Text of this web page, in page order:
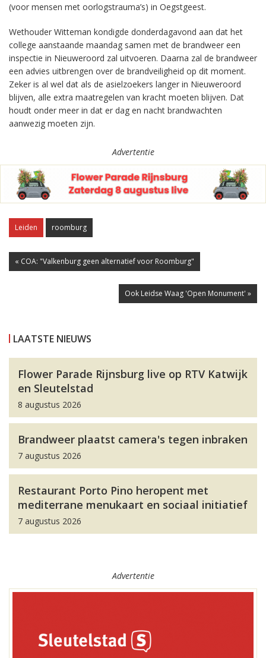
(voor mensen met oorlogstrauma’s) in Oegstgeest.
Wethouder Witteman kondigde donderdagavond aan dat het
college aanstaande maandag samen met de brandweer een
inspectie in Nieuweroord zal uitvoeren. Daarna zal de brandweer
een advies uitbrengen over de brandveiligheid op dit moment.
Zeker is al wel dat als de asielzoekers langer in Nieuweroord
blijven, alle extra maatregelen van kracht moeten blijven. Dat
houdt onder meer in dat er dag en nacht brandwachten
aanwezig moeten zijn.
Advertentie
Leiden roomburg
« COA: "Valkenburg geen alternatief voor Roomburg"
Ook Leidse Waag 'Open Monument' »
LAATSTE NIEUWS
Flower Parade Rijnsburg live op RTV Katwijk
en Sleutelstad
8 augustus 2026
Brandweer plaatst camera's tegen inbraken
7 augustus 2026
Restaurant Porto Pino heropent met
mediterrane menukaart en sociaal initiatief
7 augustus 2026
Advertentie